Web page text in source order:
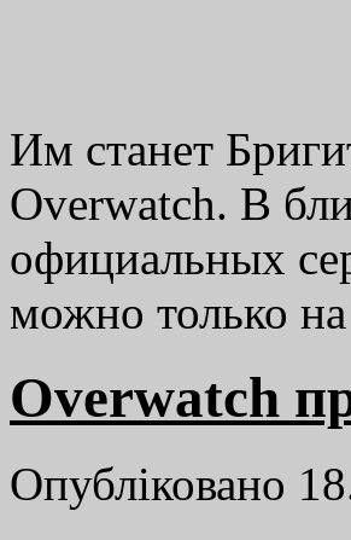
Им станет
Overwatch. В
официальных
можно только
Overwatch
Опубліковано